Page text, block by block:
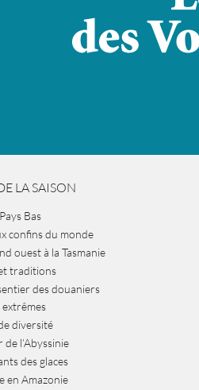
LA SAISON
Bas
confins du monde
ouest à la Tasmanie
traditions
des douaniers
extrêmes
diversité
l’Abyssinie
des glaces
en Amazonie